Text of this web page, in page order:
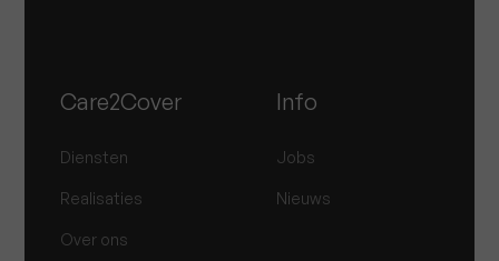
Care2Cover
Diensten
Realisaties
Over ons
Info
Jobs
Nieuws